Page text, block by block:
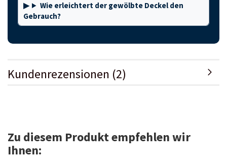
Wie erleichtert der gewölbte Deckel den
Gebrauch?
Kundenrezensionen (2)
Zu diesem Produkt empfehlen wir
Ihnen: